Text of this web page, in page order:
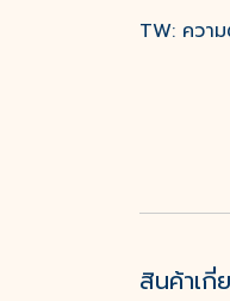
TW: ควา
สินค้าเกี่